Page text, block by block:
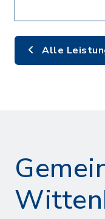
Alle